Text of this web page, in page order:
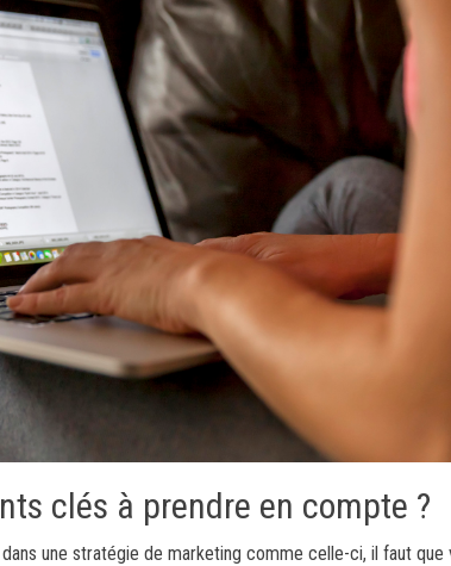
clés à prendre en compte ?
une stratégie de marketing comme celle-ci, il faut que